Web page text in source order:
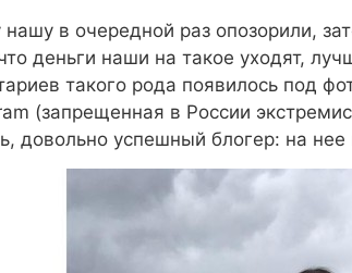
нашу в очередной раз опозорили,
деньги наши на такое уходят,
такого рода появилось под
(запрещенная в России
довольно успешный блогер: на